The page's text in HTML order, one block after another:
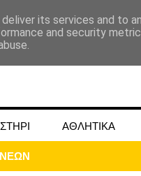
ΑΘΛΗΤΙΚΑ
its services and to
and security